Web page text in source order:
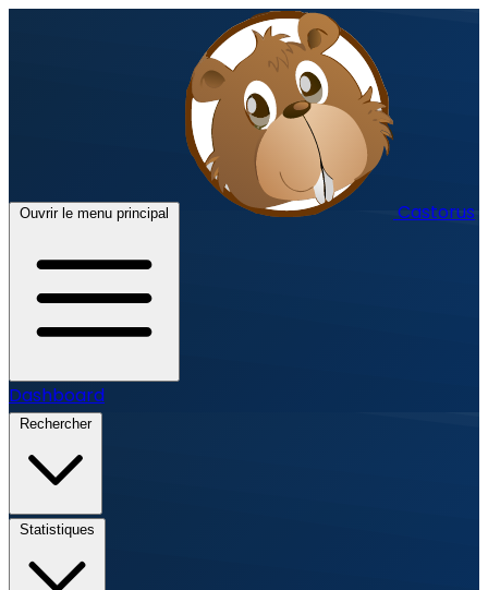
Ouvrir le menu principal Castorus
Dashboard
Rechercher
Statistiques